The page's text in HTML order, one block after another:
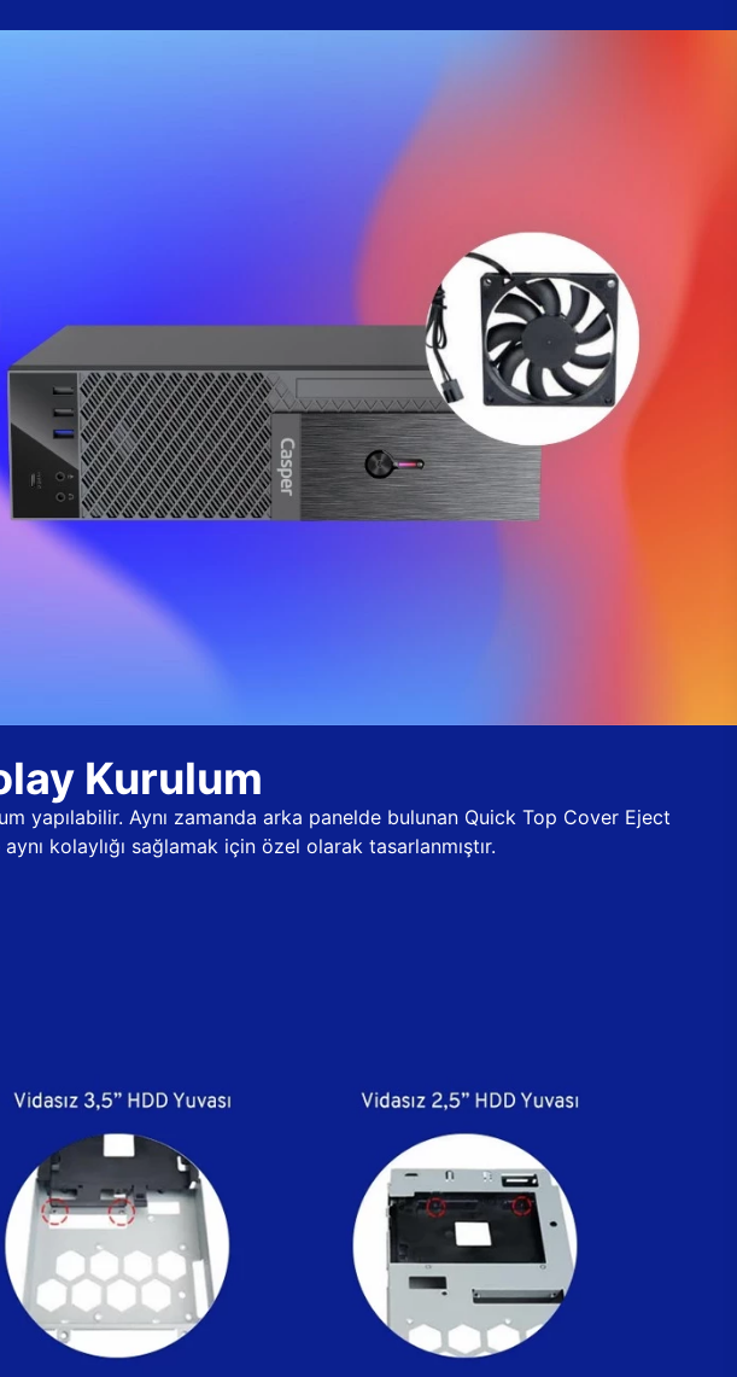
Kurulum
yapılabilir. Aynı zamanda arka panelde bulunan Quick Top Cover Eject
kolaylığı sağlamak için özel olarak tasarlanmıştır.